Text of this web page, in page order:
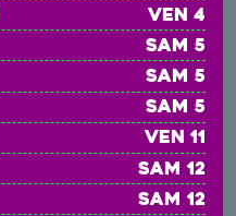
ven 4
sam 5
sam 5
sam 5
ven 11
sam 12
sam 12